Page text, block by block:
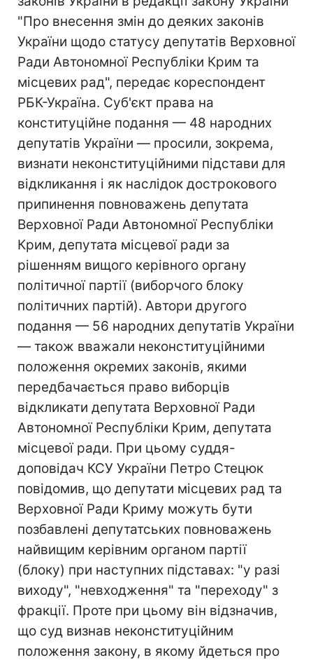
"Про внесення змін до деяких законів
України щодо статусу депутатів Верховної
Ради Автономної Республіки Крим та
місцевих рад", передає кореспондент
РБК-Україна. Суб'єкт права на
конституційне подання — 48 народних
депутатів України — просили, зокрема,
визнати неконституційними підстави для
відкликання і як наслідок дострокового
припинення повноважень депутата
Верховної Ради Автономної Республіки
Крим, депутата місцевої ради за
рішенням вищого керівного органу
політичної партії (виборчого блоку
політичних партій). Автори другого
подання — 56 народних депутатів України
— також вважали неконституційними
положення окремих законів, якими
передбачається право виборців
відкликати депутата Верховної Ради
Автономної Республіки Крим, депутата
місцевої ради. При цьому суддя-
доповідач КСУ України Петро Стецюк
повідомив, що депутати місцевих рад та
Верховної Ради Криму можуть бути
позбавлені депутатських повноважень
найвищим керівним органом партії
(блоку) при наступних підставах: "у разі
виходу", "невходження" та "переходу" з
фракції. Проте при цьому він відзначив,
що суд визнав неконституційним
положення закону, в якому йдеться про